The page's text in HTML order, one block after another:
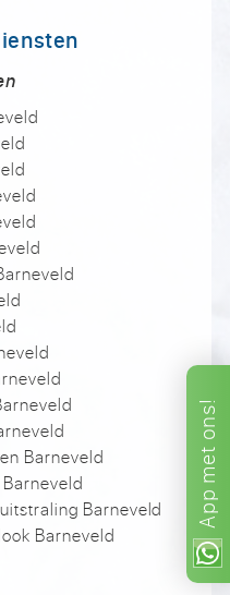
App
met
ons!
Barneveld
Barneveld
Barneveld